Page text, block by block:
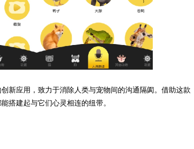
新应用，致力于消除人类与宠物间的沟通隔阂。借助这款
搭建起与它们心灵相连的纽带。